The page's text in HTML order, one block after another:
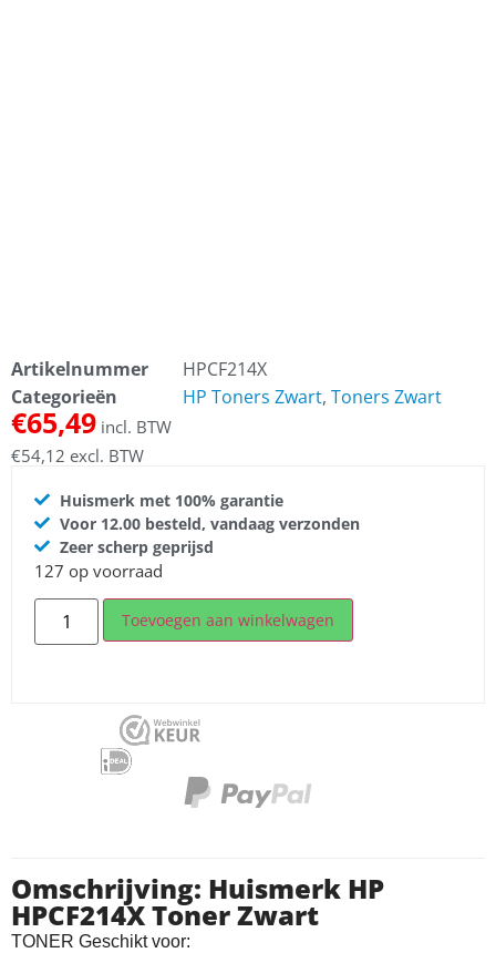
Artikelnummer
HPCF214X
Categorieën
HP Toners Zwart, Toners Zwart
€65,49 incl. BTW
€54,12 excl. BTW
Huismerk met 100% garantie
Voor 12.00 besteld, vandaag verzonden
Zeer scherp geprijsd
127 op voorraad
Toevoegen aan winkelwagen
Omschrijving: Huismerk HP
HPCF214X Toner Zwart
TONER Geschikt voor: